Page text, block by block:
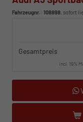
Fahrzeugnr.: 108898, sofort
Gesamtpreis
incl. 19%